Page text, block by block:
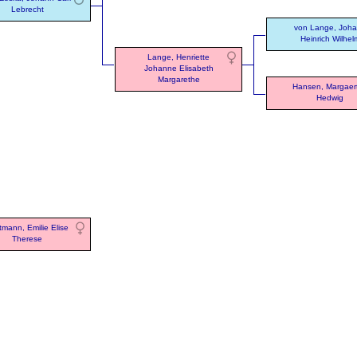
Lebrecht
Lange, Henriette
Johanne Elisabeth
Margarethe
von Lange,
Heinrich
Hansen,
Hedwig
Emilie Elise
Therese